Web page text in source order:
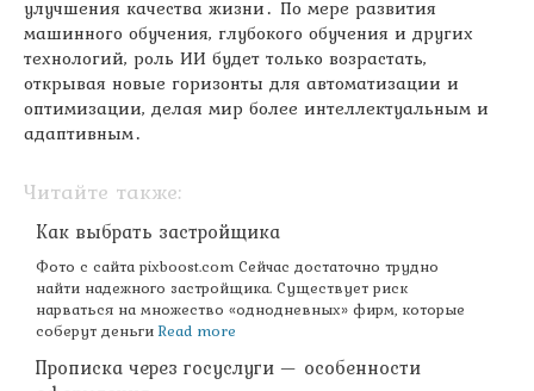
улучшения качества жизни․ По мере развития
машинного обучения, глубокого обучения и других
технологий, роль ИИ будет только возрастать,
открывая новые горизонты для автоматизации и
оптимизации, делая мир более интеллектуальным и
адаптивным․
Читайте также:
Как выбрать застройщика
Фото с сайта pixboost.com Сейчас достаточно трудно
найти надежного застройщика. Существует риск
нарваться на множество «однодневных» фирм, которые
соберут деньгиRead more
Прописка через госуслуги — особенности